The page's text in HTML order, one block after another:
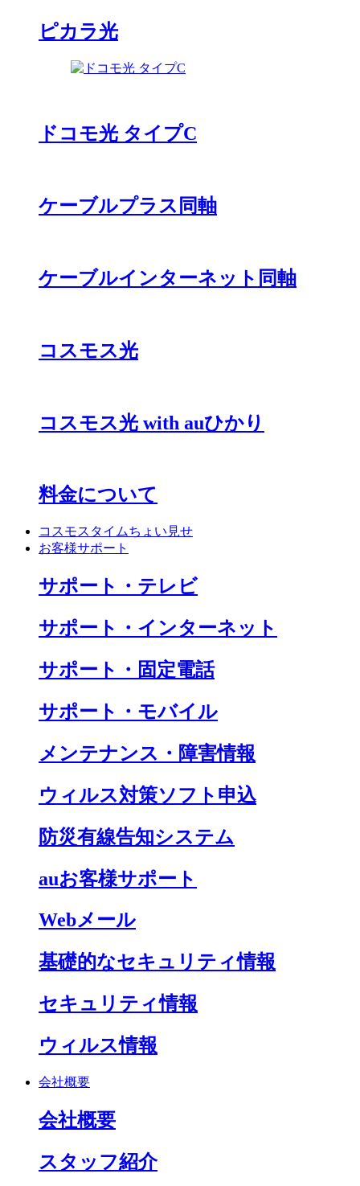
ピカラ光
ドコモ光 タイプC
ケーブルプラス同軸
ケーブルインターネット同軸
コスモス光
コスモス光 with auひかり
料金について
コスモスタイムちょい見せ
お客様サポート
サポート・テレビ
サポート・インターネット
サポート・固定電話
サポート・モバイル
メンテナンス・障害情報
ウィルス対策ソフト申込
防災有線告知システム
auお客様サポート
Webメール
基礎的なセキュリティ情報
セキュリティ情報
ウィルス情報
会社概要
会社概要
スタッフ紹介